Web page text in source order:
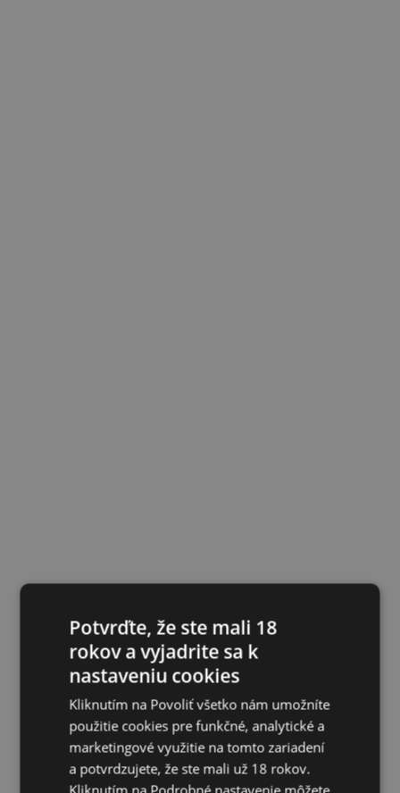
Potvrďte, že ste mali 18
rokov a vyjadrite sa k
nastaveniu cookies
Kliknutím na Povoliť všetko nám umožníte
použitie cookies pre funkčné, analytické a
marketingové využitie na tomto zariadení
a potvrdzujete, že ste mali už 18 rokov.